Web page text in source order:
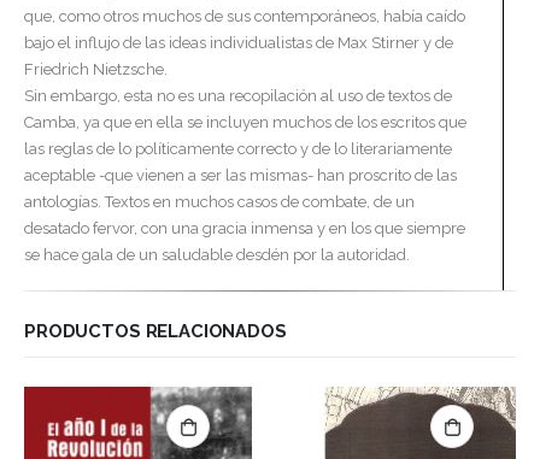
que, como otros muchos de sus contemporáneos, había caído
bajo el influjo de las ideas individualistas de Max Stirner y de
Friedrich Nietzsche.
Sin embargo, esta no es una recopilación al uso de textos de
Camba, ya que en ella se incluyen muchos de los escritos que
las reglas de lo políticamente correcto y de lo literariamente
aceptable -que vienen a ser las mismas- han proscrito de las
antologías. Textos en muchos casos de combate, de un
desatado fervor, con una gracia inmensa y en los que siempre
se hace gala de un saludable desdén por la autoridad.
PRODUCTOS RELACIONADOS